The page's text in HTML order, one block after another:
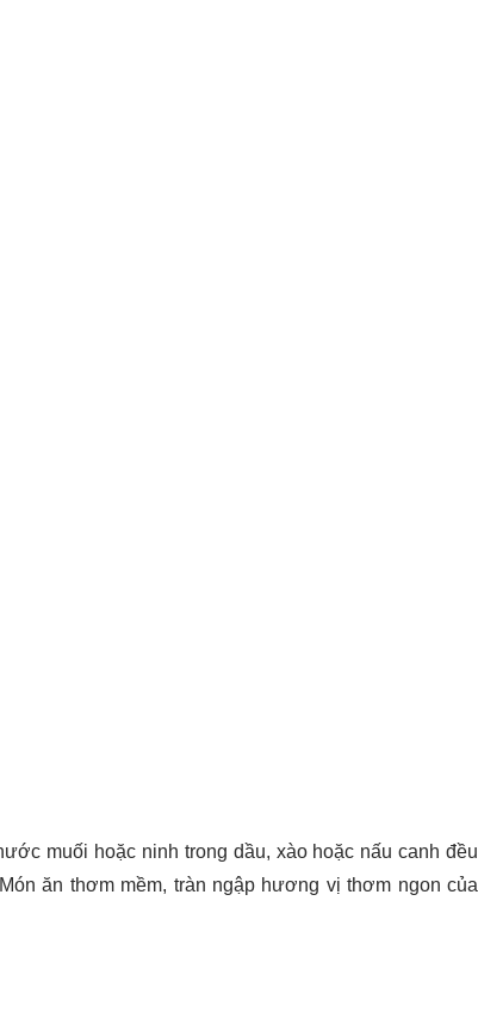
muối hoặc ninh trong dầu, xào hoặc nấu canh đều
ăn thơm mềm, tràn ngập hương vị thơm ngon của